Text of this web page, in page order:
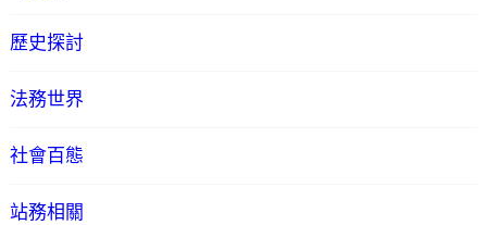
歷史探討
法務世界
社會百態
站務相關